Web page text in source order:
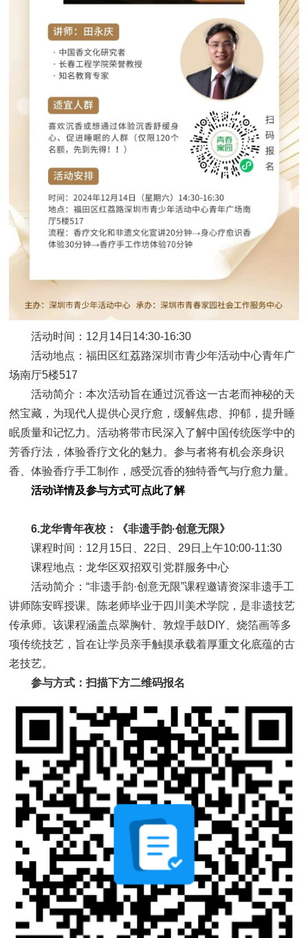
活动时间：12月14日14:30-16:30
活动地点：福田区红荔路深圳市青少年活动中心青年广
场南厅5楼517
活动简介：本次活动旨在通过沉香这一古老而神秘的天
然宝藏，为现代人提供心灵疗愈，缓解焦虑、抑郁，提升睡
眠质量和记忆力。活动将带市民深入了解中国传统医学中的
芳香疗法，体验香疗文化的魅力。参与者将有机会亲身识
香、体验香疗手工制作，感受沉香的独特香气与疗愈力量。
活动详情及参与方式可点此了解
6.龙华青年夜校：《非遗手韵·创意无限》
课程时间：12月15日、22日、29日上午10:00-11:30
课程地点：龙华区双招双引党群服务中心
活动简介：“非遗手韵·创意无限”课程邀请资深非遗手工
讲师陈安晖授课。陈老师毕业于四川美术学院，是非遗技艺
传承师。该课程涵盖点翠胸针、敦煌手鼓DIY、烧箔画等多
项传统技艺，旨在让学员亲手触摸承载着厚重文化底蕴的古
老技艺。
参与方式：扫描下方二维码报名